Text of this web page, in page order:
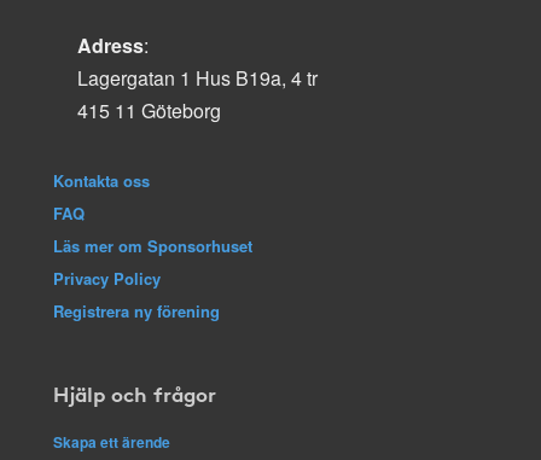
Adress:
Lagergatan 1 Hus B19a, 4 tr
415 11 Göteborg
Kontakta oss
FAQ
Läs mer om Sponsorhuset
Privacy Policy
Registrera ny förening
Hjälp och frågor
Skapa ett ärende